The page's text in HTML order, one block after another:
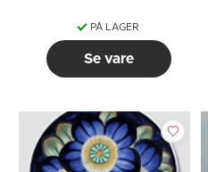
PÅ LAGER
Se vare